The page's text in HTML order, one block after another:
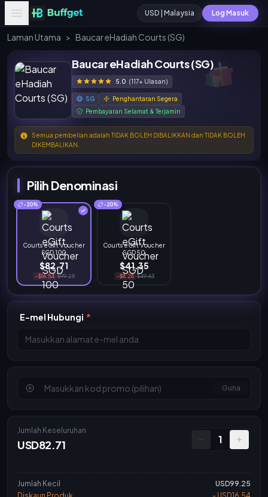
USD | Malaysia Log Masuk
Laman Utama > Baucar eHadiah Courts (SG)
Baucar eHadiah Courts (SG)
5.0 (117+ Ulasan)
SG
Penghantaran Segera
Pembayaran Selamat & Terjamin
Semua pembelian adalah TIDAK BOLEH DIBALIKKAN dan TIDAK BOLEH
DIKEMBALIKAN.
Pilih Denominasi
-20%
Courts eGift Voucher
SGD 100
$82.71
-$16.54 $99.25
-20%
Courts eGift Voucher
SGD 50
$41.35
-$8.28 $49.63
E-mel Hubungi *
Guna
Jumlah Keseluruhan
USD82.71 1
Jumlah Kecil
USD99.25
Diskaun Produk
- USD16.54